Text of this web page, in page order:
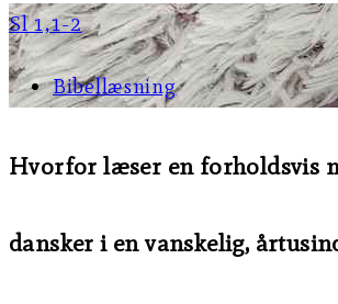
Sl 1,1-2
Bibellæsning
Hvorfor læser en forholdsvis
dansker i en vanskelig,